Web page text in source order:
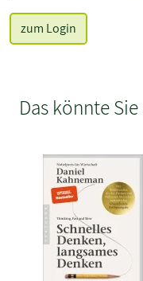
zum Login
Das könnte